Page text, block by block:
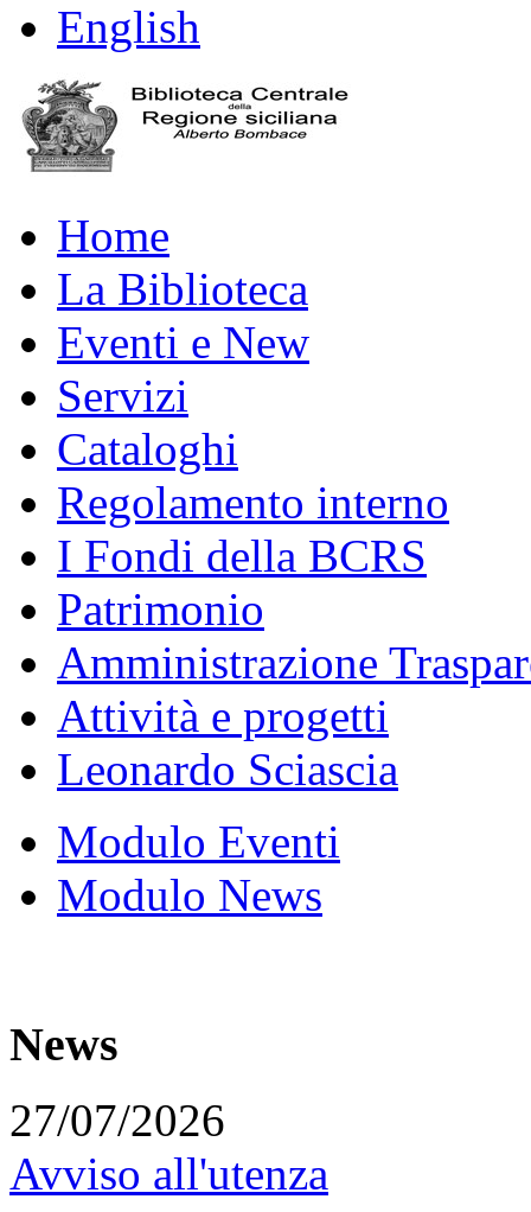
English
Home
La Biblioteca
Eventi e New
Servizi
Cataloghi
Regolamento interno
I Fondi della BCRS
Patrimonio
Amministrazione
Attività e progetti
Leonardo Sciascia
Modulo Eventi
Modulo News
News
27/07/2026
Avviso all'utenza